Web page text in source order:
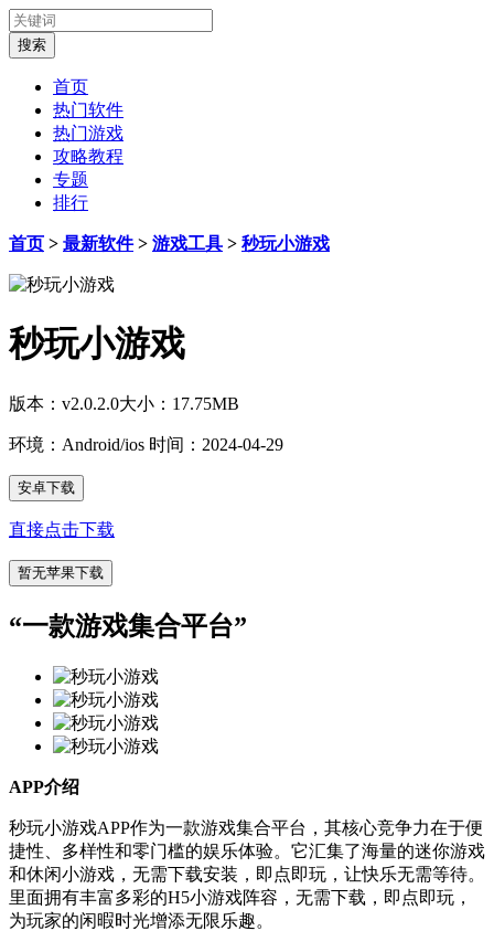
首页
热门软件
热门游戏
攻略教程
专题
排行
首页 > 最新软件> 游戏工具 > 秒玩小游戏
秒玩小游戏
版本：v2.0.2.0大小：17.75MB
环境：Android/ios 时间：2024-04-29
安卓下载
直接点击下载
暂无苹果下载
“一款游戏集合平台”
APP介绍
秒玩小游戏APP作为一款游戏集合平台，其核心竞争力在于便
捷性、多样性和零门槛的娱乐体验。它汇集了海量的迷你游戏
和休闲小游戏，无需下载安装，即点即玩，让快乐无需等待。
里面拥有丰富多彩的H5小游戏阵容，无需下载，即点即玩，
为玩家的闲暇时光增添无限乐趣。